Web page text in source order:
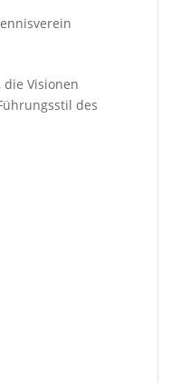
Visionen
des